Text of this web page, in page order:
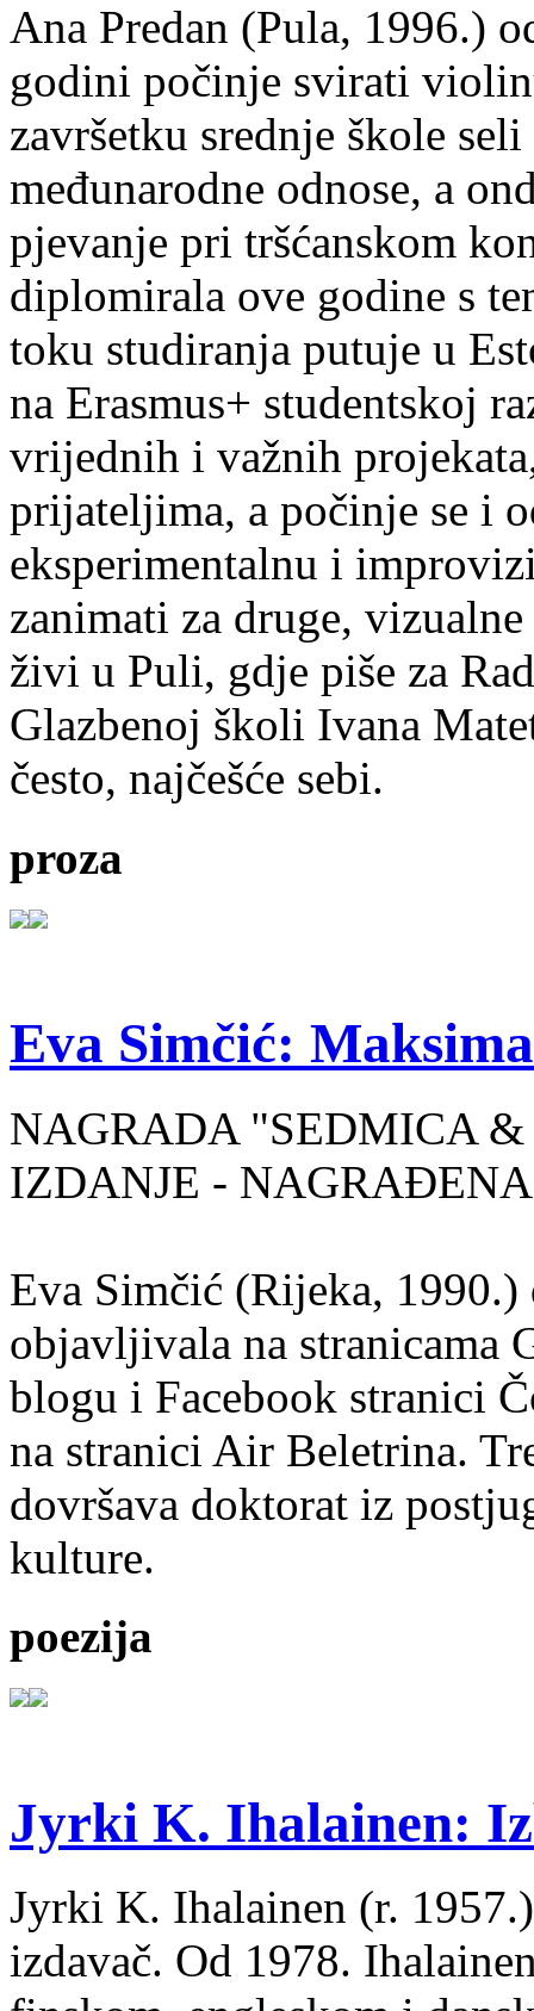
Ana Predan (Pula, 1996.)
godini počinje svirati
završetku srednje škole
međunarodne odnose, a
pjevanje pri tršćanskom
diplomirala ove godine s
toku studiranja putuje u
na Erasmus+ studentskoj
vrijednih i važnih
prijateljima, a počinje se i
eksperimentalnu i
zanimati za druge,
živi u Puli, gdje piše za
Glazbenoj školi Ivana
često, najčešće sebi.
proza
Eva Simčić:
NAGRADA "SEDMICA
IZDANJE -
Eva Simčić (Rijeka, 1990.)
objavljivala na stranicama
blogu i Facebook stranici
na stranici Air Beletrina.
dovršava doktorat iz
kulture.
poezija
Jyrki K. Ihalainen:
Jyrki K. Ihalainen (r.
izdavač. Od 1978.